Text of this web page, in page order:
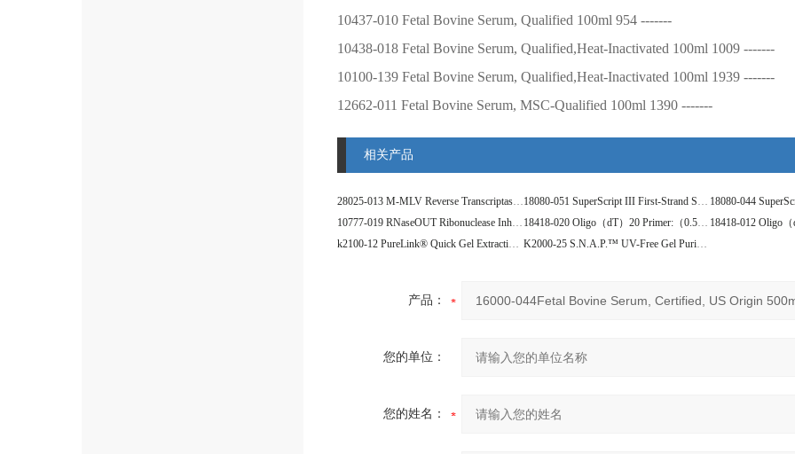
10437-010 Fetal Bovine Serum, Qualified 100ml 954 -------
10438-018 Fetal Bovine Serum, Qualified,Heat-Inactivated 100ml 1009 -------
10100-139 Fetal Bovine Serum, Qualified,Heat-Inactivated 100ml 1939 -------
12662-011 Fetal Bovine Serum, MSC-Qualified 100ml 1390 -------
相关产品
28025-013 M-MLV Reverse Transcriptase 40,000U
18080-051 SuperScript III First-Strand Synthesis Kit 50 rxn
10777-019 RNaseOUT Ribonuclease Inhibitor：（40U/ul） 5,000U
18418-020 Oligo（dT）20 Primer:（0.5uM） 50ul
k2100-12 PureLink® Quick Gel Extraction Kit 50 RXN
K2000-25 S.N.A.P.™ UV-Free Gel Purification Kit 25 RXN
产品：
您的单位：
您的姓名：